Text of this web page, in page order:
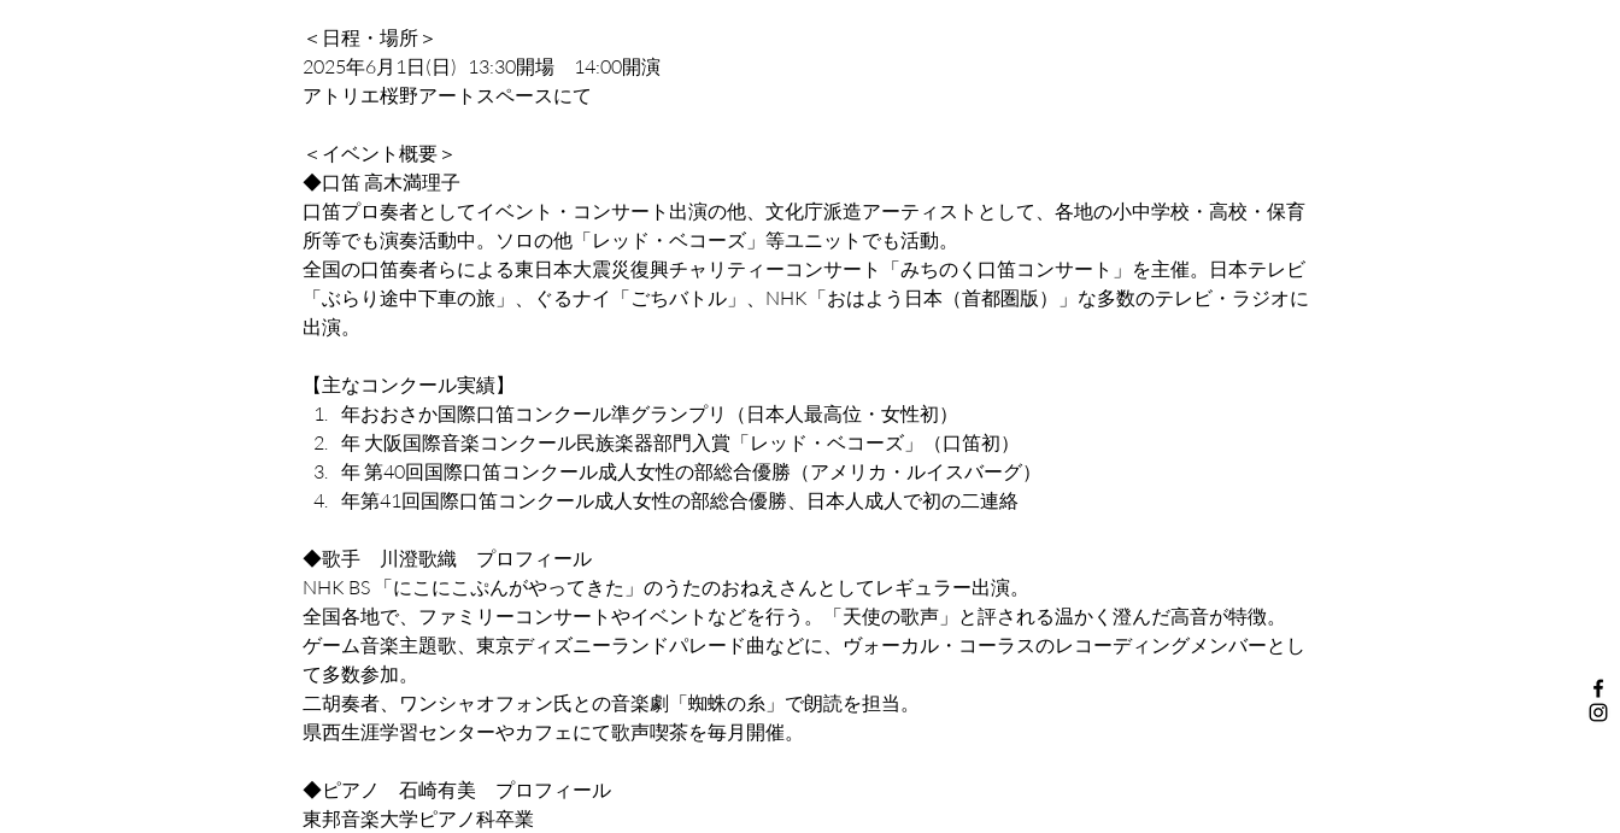
＜日程・場所＞
2025年6月1日(日)   13:30開場　14:00開演
アトリエ桜野アートスペースにて
＜イベント概要＞
◆口笛 高木満理子
口笛プロ奏者としてイベント・コンサート出演の他、文化庁派造アーティストとして、各地の小中学校・高校・保育
所等でも演奏活動中。ソロの他「レッド・ベコーズ」等ユニットでも活動。
全国の口笛奏者らによる東日本大震災復興チャリティーコンサート「みちのく口笛コンサート」を主催。日本テレビ
「ぶらり途中下車の旅」、ぐるナイ「ごちバトル」、NHK「おはよう日本（首都圏版）」な多数のテレビ・ラジオに
出演。
【主なコンクール実績】
﻿﻿﻿﻿年おおさか国際口笛コンクール準グランプリ（日本人最高位・女性初）
﻿﻿﻿﻿年 大阪国際音楽コンクール民族楽器部門入賞「レッド・ベコーズ」（口笛初）
﻿﻿﻿﻿年 第40回国際口笛コンクール成人女性の部総合優勝（アメリカ・ルイスバーグ）
﻿﻿﻿﻿年第41回国際口笛コンクール成人女性の部総合優勝、日本人成人で初の二連絡
◆歌手　川澄歌織　プロフィール
NHK BS 「にこにこぷんがやってきた」のうたのおねえさんとしてレギュラー出演。
全国各地で、ファミリーコンサートやイベントなどを行う。「天使の歌声」と評される温かく澄んだ高音が特徴。
ゲーム音楽主題歌、東京ディズニーランドパレード曲などに、ヴォーカル・コーラスのレコーディングメンバーとし
て多数参加。
二胡奏者、ワンシャオフォン氏との音楽劇「蜘蛛の糸」で朗読を担当。
県西生涯学習センターやカフェにて歌声喫茶を毎月開催。
◆ピアノ　石崎有美　プロフィール
東邦音楽大学ピアノ科卒業